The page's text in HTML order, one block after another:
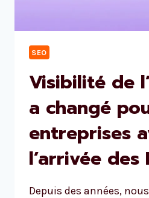
SEO
Visibilité de
a changé
entreprises
l’arrivée des
Depuis des années,